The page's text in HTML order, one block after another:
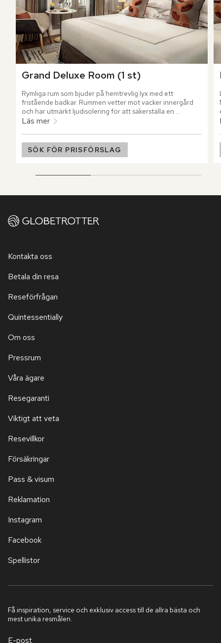
Grand Deluxe Room (1 st)
Rymliga rum som bjuder på hemtrevlig lyx med ett
fristående badkar. Rummen vetter mot vacker innergård
och har utmärkt ljudisolering för att säkerställa en
rogivande vistelse, utan påverkan från stadens puls.
Läs mer
SÖK FÖR PRISFÖRSLAG
Kontakta oss
Betala din resa
Reseförfrågan
Quintessentially
Om oss
Pressrum
Våra ägare
Resegaranti
Viktigt att veta
Resevillkor
Försäkringar
Pass & visum
Reklamation
Instagram
Facebook
Spellistor
Få inspiration, service och exklusiv access till de allra bästa och
mest unika resmålen.
E-post